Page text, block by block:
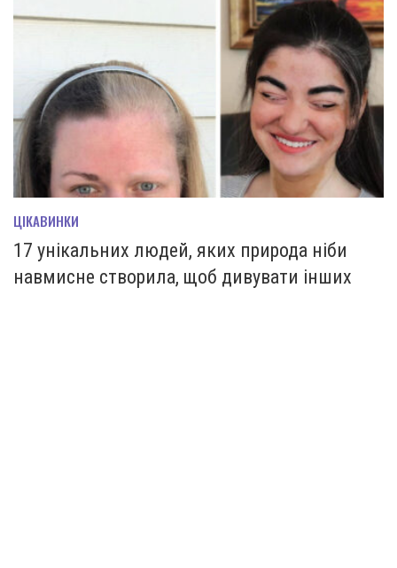
ЦІКАВИНКИ
17 унікальних людей, яких природа ніби
навмисне створила, щоб дивувати інших